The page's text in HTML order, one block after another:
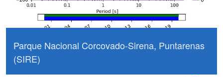
Parque Nacional Corcovado-Sirena, Puntarenas
(SIRE)